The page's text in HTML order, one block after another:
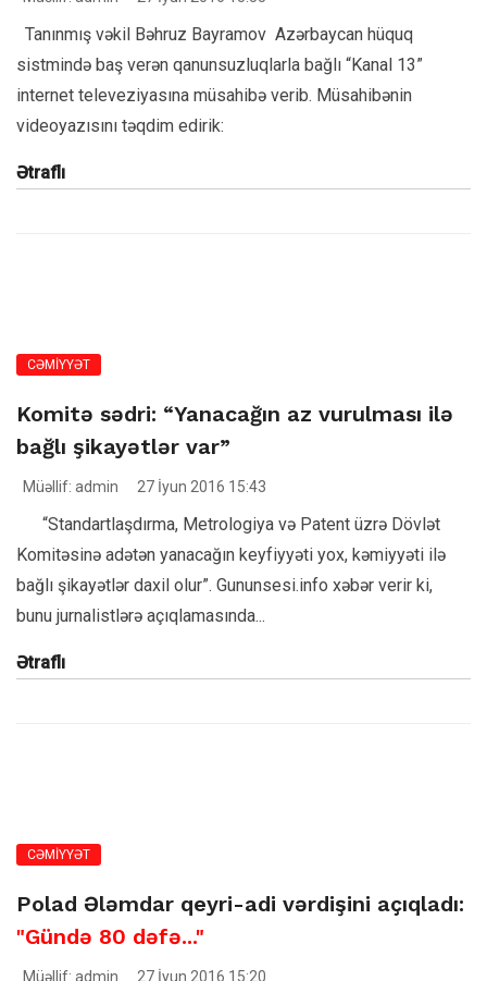
Tanınmış vəkil Bəhruz Bayramov Azərbaycan hüquq
sistmində baş verən qanunsuzluqlarla bağlı “Kanal 13”
internet televeziyasına müsahibə verib. Müsahibənin
videoyazısını təqdim edirik:
Ətraflı
CƏMİYYƏT
Komitə sədri: “Yanacağın az vurulması ilə
bağlı şikayətlər var”
Müəllif: admin 27 İyun 2016 15:43
“Standartlaşdırma, Metrologiya və Patent üzrə Dövlət
Komitəsinə adətən yanacağın keyfiyyəti yox, kəmiyyəti ilə
bağlı şikayətlər daxil olur”. Gununsesi.info xəbər verir ki,
bunu jurnalistlərə açıqlamasında...
Ətraflı
CƏMİYYƏT
Polad Ələmdar qeyri-adi vərdişini açıqladı:
"Gündə 80 dəfə..."
Müəllif: admin 27 İyun 2016 15:20